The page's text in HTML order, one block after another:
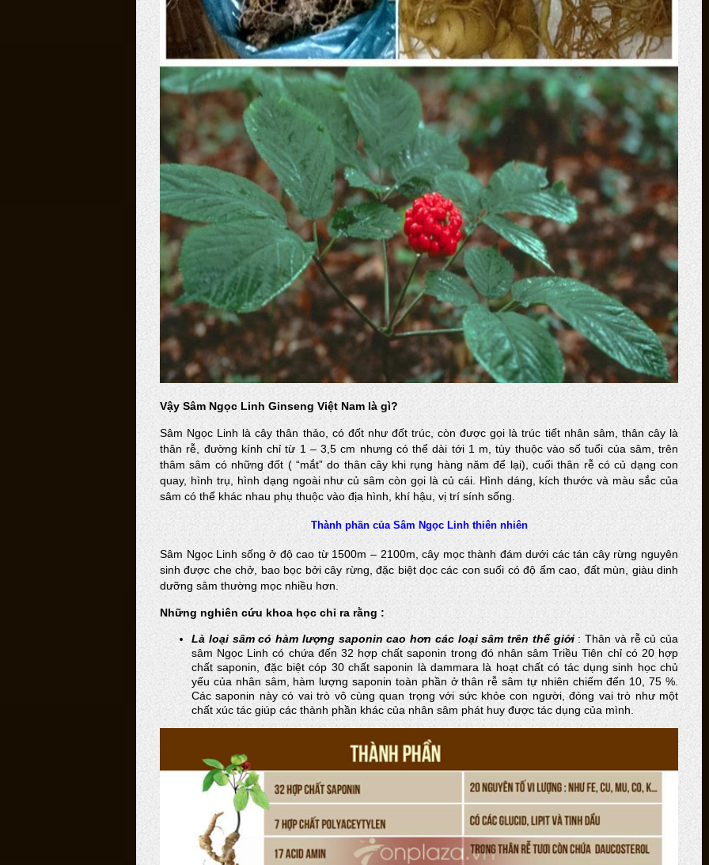
Vậy Sâm Ngọc Linh Ginseng Việt Nam là gì?
Sâm Ngọc Linh là cây thân thảo, có đốt như đốt trúc, còn được gọi là trúc tiết nhân sâm, thân cây là
thân rễ, đường kính chỉ từ 1 – 3,5 cm nhưng có thể dài tới 1 m, tùy thuộc vào số tuổi của sâm, trên
thâm sâm có những đốt ( “mắt” do thân cây khi rụng hàng năm để lại), cuối thân rễ có củ dạng con
quay, hình trụ, hình dạng ngoài như củ sâm còn gọi là củ cái. Hình dáng, kích thước và màu sắc của
sâm có thể khác nhau phụ thuộc vào địa hình, khí hậu, vị trí sính sống.
Thành phần của Sâm Ngọc Linh thiên nhiên
Sâm Ngọc Linh sống ở độ cao từ 1500m – 2100m, cây mọc thành đám dưới các tán cây rừng nguyên
sinh được che chở, bao bọc bởi cây rừng, đặc biệt dọc các con suối có độ ẩm cao, đất mùn, giàu dinh
dưỡng sâm thường mọc nhiều hơn.
Những nghiên cứu khoa học chỉ ra rằng :
Là loại sâm có hàm lượng saponin cao hơn các loại sâm trên thế giới: Thân và rễ củ của
sâm Ngọc Linh có chứa đến 32 hợp chất saponin trong đó nhân sâm Triều Tiên chỉ có 20 hợp
chất saponin, đặc biệt cóp 30 chất saponin là dammara là hoạt chất có tác dụng sinh học chủ
yếu của nhân sâm, hàm lượng saponin toàn phần ở thân rễ sâm tự nhiên chiếm đến 10, 75 %.
Các saponin này có vai trò vô cùng quan trọng với sức khỏe con người, đóng vai trò như một
chất xúc tác giúp các thành phần khác của nhân sâm phát huy được tác dụng của mình.